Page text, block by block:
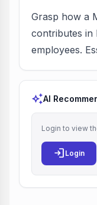
Grasp how a
contributes in
employees.
auto_awesomeAI
Login to view
login Login